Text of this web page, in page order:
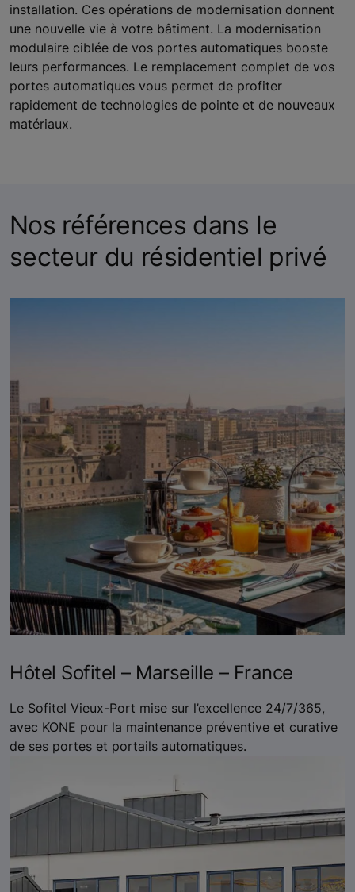
installation. Ces opérations de modernisation donnent
une nouvelle vie à votre bâtiment. La modernisation
modulaire ciblée de vos portes automatiques booste
leurs performances. Le remplacement complet de vos
portes automatiques vous permet de profiter
rapidement de technologies de pointe et de nouveaux
matériaux.
Nos références dans le
secteur du résidentiel privé
Hôtel Sofitel – Marseille – France
Le Sofitel Vieux-Port mise sur l’excellence 24/7/365,
avec KONE pour la maintenance préventive et curative
de ses portes et portails automatiques.